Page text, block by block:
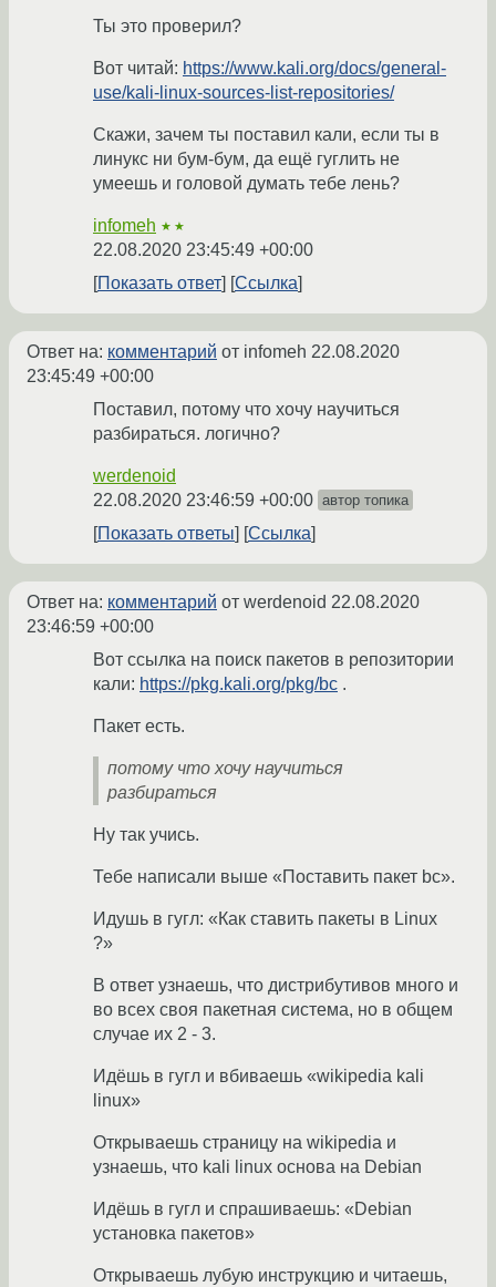
Ты это проверил?
Вот читай: https://www.kali.org/docs/general-
use/kali-linux-sources-list-repositories/
Скажи, зачем ты поставил кали, если ты в
линукс ни бум-бум, да ещё гуглить не
умеешь и головой думать тебе лень?
infomeh ★★
22.08.2020 23:45:49 +00:00
Показать ответ
Ссылка
Ответ на: комментарий от infomeh 22.08.2020
23:45:49 +00:00
Поставил, потому что хочу научиться
разбираться. логично?
werdenoid
22.08.2020 23:46:59 +00:00 автор топика
Показать ответы Ссылка
Ответ на: комментарий от werdenoid 22.08.2020
23:46:59 +00:00
Вот ссылка на поиск пакетов в репозитории
кали: https://pkg.kali.org/pkg/bc .
Пакет есть.
потому что хочу научиться
разбираться
Ну так учись.
Тебе написали выше «Поставить пакет bc».
Идушь в гугл: «Как ставить пакеты в Linux
?»
В ответ узнаешь, что дистрибутивов много и
во всех своя пакетная система, но в общем
случае их 2 - 3.
Идёшь в гугл и вбиваешь «wikipedia kali
linux»
Открываешь страницу на wikipedia и
узнаешь, что kali linux основа на Debian
Идёшь в гугл и спрашиваешь: «Debian
установка пакетов»
Открываешь лубую инструкцию и читаешь,